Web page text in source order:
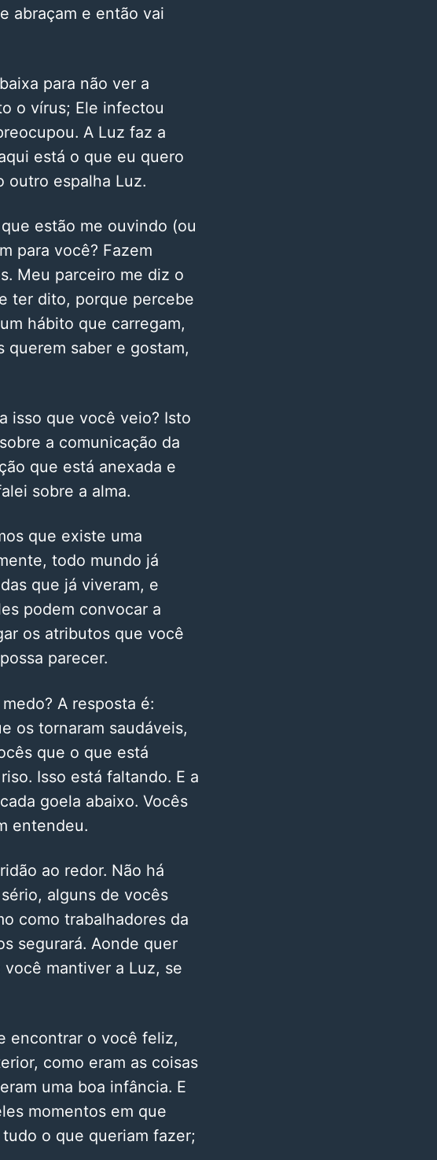
abraçam e então vai
para não ver a
o vírus; Ele infectou
A Luz faz a
está o que eu quero
outro espalha Luz.
estão me ouvindo (ou
para você? Fazem
Meu parceiro me diz o
ter dito, porque percebe
hábito que carregam,
querem saber e gostam,
isso que você veio? Isto
a comunicação da
que está anexada e
sobre a alma.
que existe uma
todo mundo já
que já viveram, e
podem convocar a
os atributos que você
parecer.
A resposta é:
os tornaram saudáveis,
que o que está
Isso está faltando. E a
goela abaixo. Vocês
entendeu.
ao redor. Não há
alguns de vocês
como trabalhadores da
segurará. Aonde quer
mantiver a Luz, se
encontrar o você feliz,
como eram as coisas
uma boa infância. E
momentos em que
o que queriam fazer;